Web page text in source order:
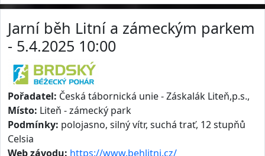
Jarní běh Litní a zámeckým parkem
- 5.4.2025 10:00
Pořadatel: Česká tábornická unie - Záskalák Liteň,p.s.,
Místo: Liteň - zámecký park
Podmínky: polojasno, silný vítr, suchá trať, 12 stupňů
Celsia
Web závodu: https://www.behlitni.cz/